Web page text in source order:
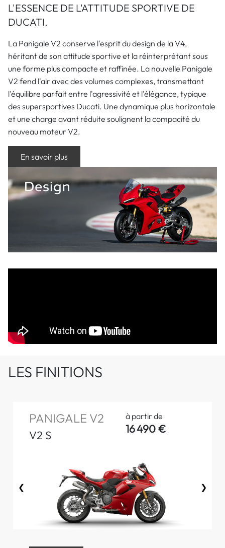
L'ESSENCE DE L'ATTITUDE SPORTIVE DE
DUCATI.
La Panigale V2 conserve l'esprit du design de la V4,
héritant de son attitude sportive et la réinterprétant sous
une forme plus compacte et raffinée. La nouvelle Panigale
V2 fend l'air avec des volumes complexes, transmettant
l'équilibre parfait entre l'agressivité et l'élégance, typique
des supersportives Ducati. Une dynamique plus horizontale
et une charge avant réduite soulignent la compacité du
nouveau moteur V2.
En savoir plus
LES FINITIONS
❮
PANIGALE V2
V2 S
à partir de
16 490 €
❯